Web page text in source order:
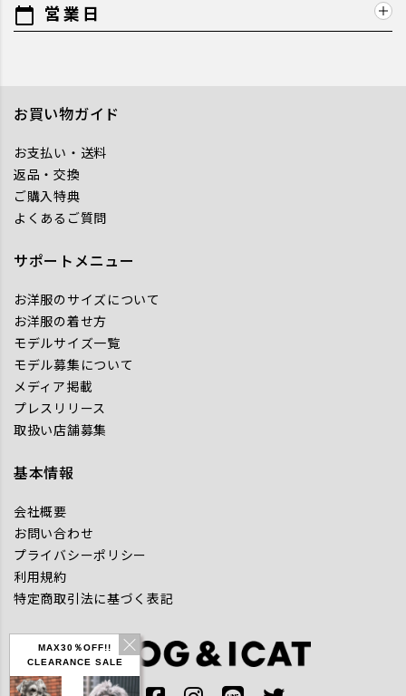
MAX30％OFF!!
CLEARANCE SALE
calendar_today 営業日
お買い物ガイド
お支払い・送料
返品・交換
ご購入特典
よくあるご質問
サポートメニュー
お洋服のサイズについて
お洋服の着せ方
モデルサイズ一覧
モデル募集について
メディア掲載
プレスリリース
取扱い店舗募集
基本情報
会社概要
お問い合わせ
プライバシーポリシー
利用規約
特定商取引法に基づく表記